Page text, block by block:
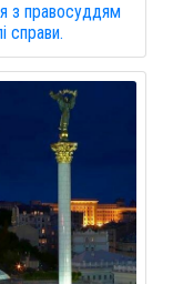
з правосуддям
справи.